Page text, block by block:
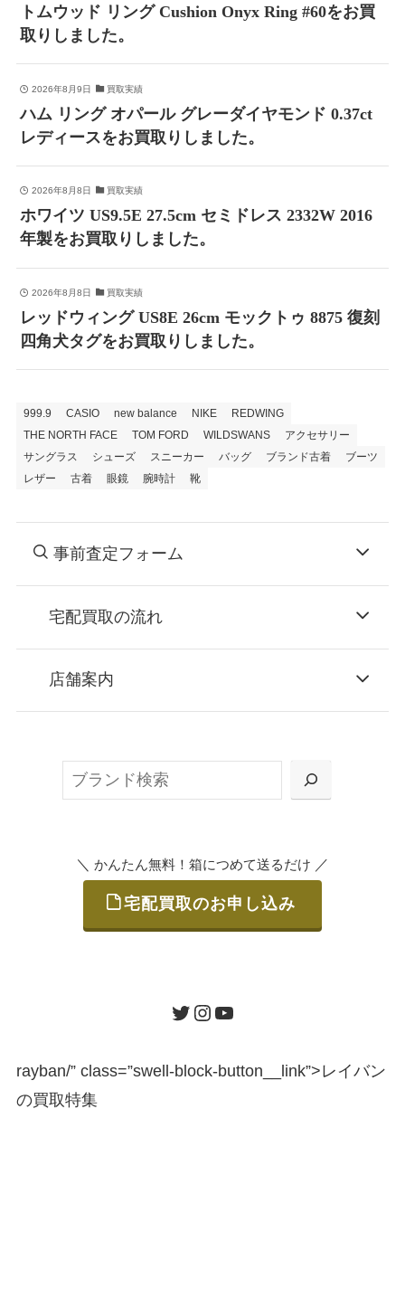
トムウッド リング Cushion Onyx Ring #60をお買
取りしました。
2026年8月9日 買取実績
ハム リング オパール グレーダイヤモンド 0.37ct
レディースをお買取りしました。
2026年8月8日 買取実績
ホワイツ US9.5E 27.5cm セミドレス 2332W 2016
年製をお買取りしました。
2026年8月8日 買取実績
レッドウィング US8E 26cm モックトゥ 8875 復刻
四角犬タグをお買取りしました。
999.9 CASIO new balance NIKE
REDWING
THE NORTH FACE
TOM FORD WILDSWANS
アクセサリー
サングラス
シューズ スニーカー バッグ ブランド古着
ブーツ
レザー
古着 眼鏡 腕時計 靴
事前査定フォーム
宅配買取の流れ
お申込み
または梱包材不要の「集荷申込」からお選び
ご発送
STEP
店舗案内
＼ かんたん無料！箱につめて送るだけ ／
宅配買取のお申し込み
ツイッターインスタグラムユーチューブ
rayban/” class=”swell-block-button__link”>レイバン
の買取特集